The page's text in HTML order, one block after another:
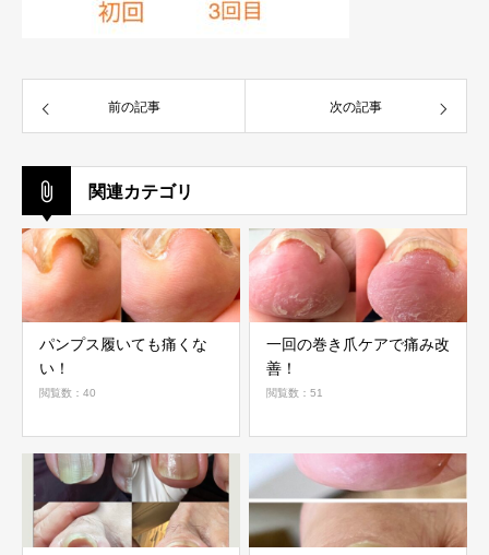
前の記事 次の記事
関連カテゴリ
パンプス履いても痛くな
い！
閲覧数：40
一回の巻き爪ケアで痛み改
善！
閲覧数：51